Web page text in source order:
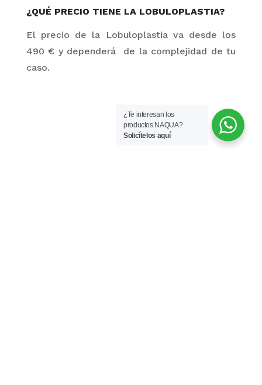
¿QUÉ PRECIO TIENE LA LOBULOPLASTIA?
El precio de la Lobuloplastia va desde los
490€ y dependerá de la complejidad de tu
caso.
¿Te interesan los
productos NAQUA?
Solicítelos aquí